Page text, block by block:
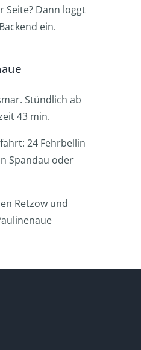
Seite? Dann loggt
ein.
Stündlich ab
43 min.
24 Fehrbellin
Spandau oder
Retzow und